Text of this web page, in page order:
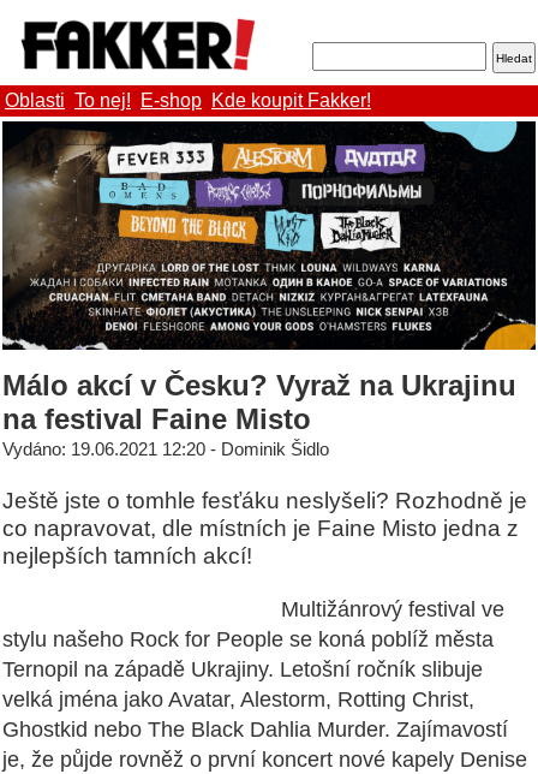
Oblasti To nej! E-shop Kde koupit Fakker!
Málo akcí v Česku? Vyraž na Ukrajinu
na festival Faine Misto
Vydáno: 19.06.2021 12:20 - Dominik Šidlo
Ještě jste o tomhle fesťáku neslyšeli? Rozhodně je
co napravovat, dle místních je Faine Misto jedna z
nejlepších tamních akcí!
Multižánrový festival ve
stylu našeho Rock for People se koná poblíž města
Ternopil na západě Ukrajiny. Letošní ročník slibuje
velká jména jako Avatar, Alestorm, Rotting Christ,
Ghostkid nebo The Black Dahlia Murder. Zajímavostí
je, že půjde rovněž o první koncert nové kapely Denise